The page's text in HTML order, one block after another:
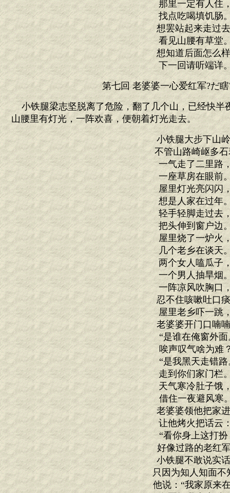
那里一定有人住
找点吃喝填饥肠
想罢站起来走过
看见山腰有草堂
想知道后面怎么
下一回请听端详
第七回 老婆婆一心爱红军?だ
小铁腿梁志坚脱离了危险，翻了几个山，已经快半
山腰里有灯光，一阵欢喜，便朝着灯光走去。
小铁腿大步下山
不管山路崎岖多石
一气走了二里路
一座草房在眼前
屋里灯光亮闪闪
想是人家在过年
轻手轻脚走过去
把头伸到窗户边
屋里烧了一炉火
几个老乡在谈天
两个女人嗑瓜子
一个男人抽旱烟
一阵凉风吹胸口
忍不住咳嗽吐口
屋里老乡吓一跳
老婆婆开门口喃
“是谁在俺窗外面
唉声叹气啥为难
“是我黑天走错路
走到你们家门栏
天气寒冷肚子饿
借住一夜避风寒
老婆婆领他把家
让他烤火把话云
“看你身上这打扮
好像过路的老红
小铁腿不敢说实
只因为知人知面不
他说：“我家原来在